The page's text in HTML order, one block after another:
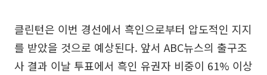
클린턴은 이번 경선에서 흑인으로부터 압도적인 지지
를 받았을 것으로 예상된다. 앞서 ABC뉴스의 출구조
사 결과 이날 투표에서 흑인 유권자 비중이 61% 이상